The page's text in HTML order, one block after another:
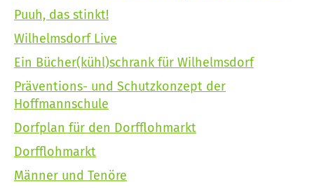
Puuh, das stinkt!
Wilhelmsdorf Live
Ein Bücher(kühl)schrank für Wilhelmsdorf
Präventions- und Schutzkonzept der
Hoffmannschule
Dorfplan für den Dorfflohmarkt
Dorfflohmarkt
Männer und Tenöre